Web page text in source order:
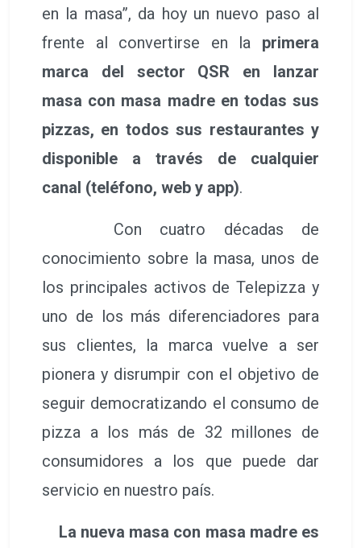
en la masa”, da hoy un nuevo paso al
frente al convertirse en la primera
marca del sector QSR en lanzar
masa con masa madre en todas sus
pizzas, en todos sus restaurantes y
disponible a través de cualquier
canal (teléfono, web y app).
Con cuatro décadas de
conocimiento sobre la masa, unos de
los principales activos de Telepizza y
uno de los más diferenciadores para
sus clientes, la marca vuelve a ser
pionera y disrumpir con el objetivo de
seguir democratizando el consumo de
pizza a los más de 32 millones de
consumidores a los que puede dar
servicio en nuestro país.
La nueva masa con masa madre es